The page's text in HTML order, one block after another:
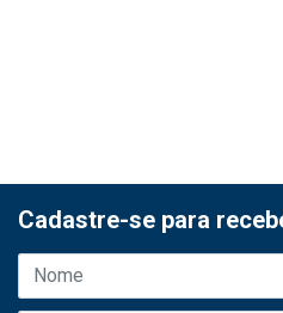
Cadastre-se para